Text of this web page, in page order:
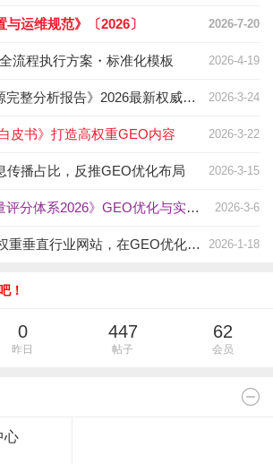
2026-7-20
与运维规范》〔2026〕
2026-4-19
流程执行方案・标准化模板
2026-3-24
整分析报告》2026最新权威信息
2026-3-22
皮书》打造高权重GEO内容
2026-3-15
传播占比，反推GEO优化布局
2026-3-6
分体系2026》GEO优化与实操指南
2026-1-18
行业网站，在GEO优化中权重占比极高
！
0
昨日
447
帖子
62
会员
心